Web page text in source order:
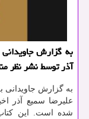
به گزارش
آذر توسط نشر نظر
به گزارش جاویدانی
علیرضا سمیع آذر
شده است. این